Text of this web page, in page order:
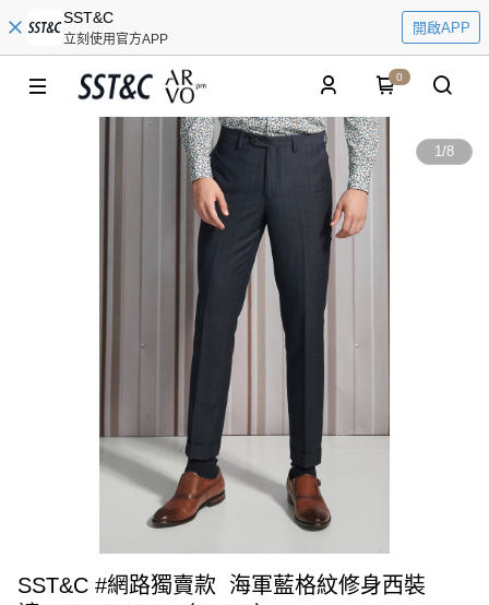
SST&C
立刻使用官方APP
開啟APP
0
1/8
SST&C #網路獨賣款 海軍藍格紋修身西裝